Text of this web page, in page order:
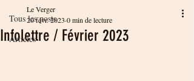
Tous les posts
Articles
Infolettre / Février 2023
Le Verger
20 févr. 2023 0 min de lecture